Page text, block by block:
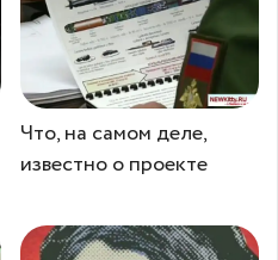
Что, на самом деле,
известно о проекте